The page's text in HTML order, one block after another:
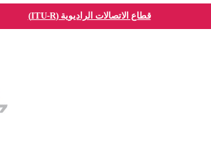
قطاع الاتصالات الراديوية (ITU-R)